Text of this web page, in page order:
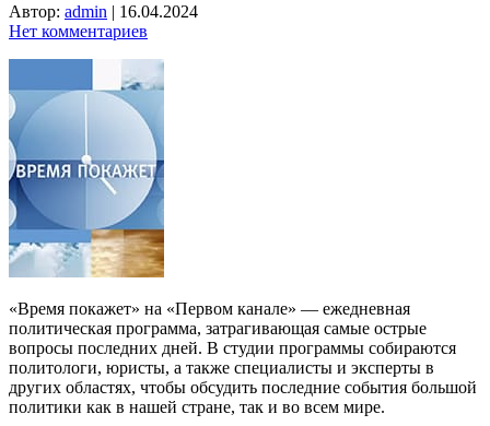
Автор: admin | 16.04.2024
Нет комментариев
«Время покажет» на «Первом канале» — ежедневная
политическая программа, затрагивающая самые острые
вопросы последних дней. В студии программы собираются
политологи, юристы, а также специалисты и эксперты в
других областях, чтобы обсудить последние события большой
политики как в нашей стране, так и во всем мире.